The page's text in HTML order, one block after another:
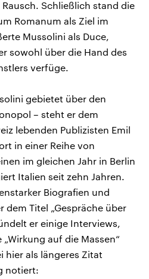
Schließlich stand die
Romanum als Ziel im
Mussolini als Duce,
sowohl über die Hand des
verfüge.
gebietet über den
– steht er dem
lebenden Publizisten Emil
in einer Reihe von
im gleichen Jahr in Berlin
Italien seit zehn Jahren.
Biografien und
Titel „Gespräche über
er einige Interviews,
auf die Massen“
hier als längeres Zitat
notiert: